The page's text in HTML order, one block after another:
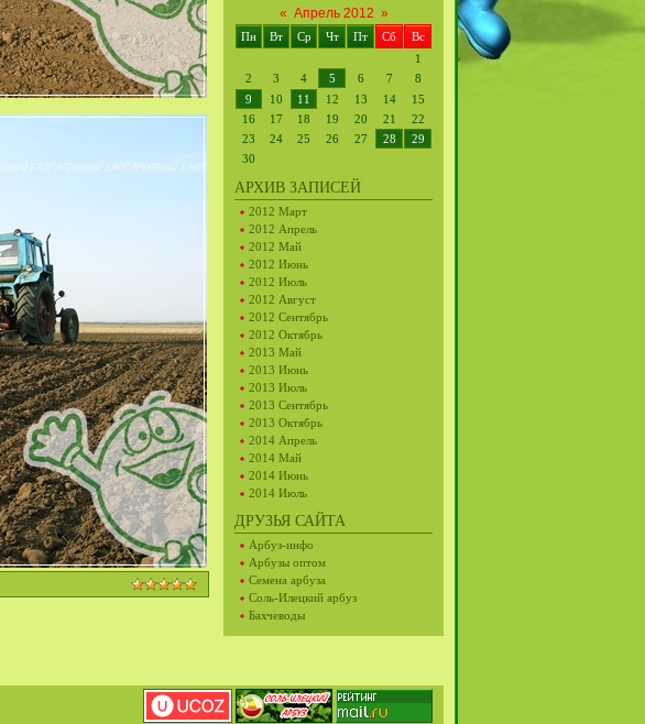
« Апрель 2012 »
Пн Вт Ср Чт Пт Сб
Вс
1
2
3 4 5 6 7
8
9
10 11 12 13 14
15
16
17 18 19 20 21
22
23
24 25 26 27 28
29
30
АРХИВ ЗАПИСЕЙ
2012 Март
2012 Апрель
2012 Май
2012 Июнь
2012 Июль
2012 Август
2012 Сентябрь
2012 Октябрь
2013 Май
2013 Июнь
2013 Июль
2013 Сентябрь
2013 Октябрь
2014 Апрель
2014 Май
2014 Июнь
2014 Июль
ДРУЗЬЯ САЙТА
Арбуз-инфо
Арбузы оптом
Семена арбуза
Соль-Илецкий арбуз
Бахчеводы